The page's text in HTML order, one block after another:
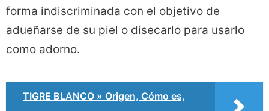
forma indiscriminada con el objetivo de
adueñarse de su piel o disecarlo para usarlo
como adorno.
TIGRE BLANCO » Origen, Cómo es,